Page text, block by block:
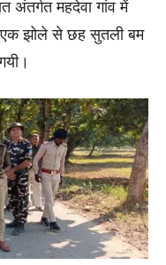
अंतर्गत महदेवा गांव में
एक झोले से छह सुतली बम